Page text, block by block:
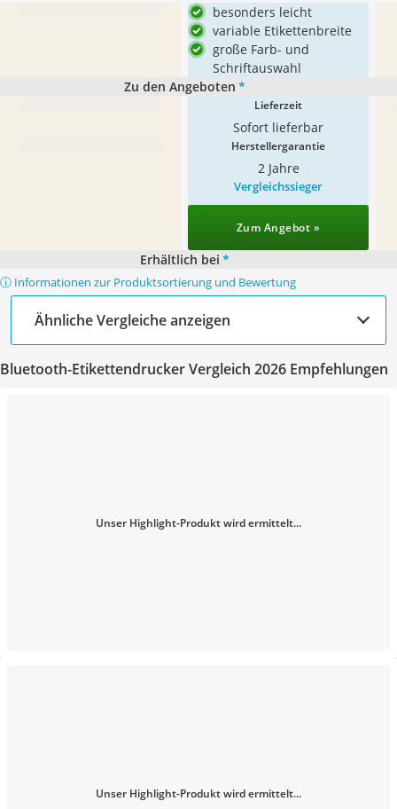
besonders leicht
variable Etikettenbreite
große Farb- und
Schriftauswahl
Zu den Angeboten *
Lieferzeit
Sofort lieferbar
Herstellergarantie
2 Jahre
Vergleichssieger
Zum Angebot »
Erhältlich bei *
ⓘ Informationen zur Produktsortierung und Bewertung
Ähnliche Vergleiche anzeigen
Bluetooth-Etikettendrucker Vergleich 2026 Empfehlungen
Unser Highlight-Produkt wird ermittelt...
Unser Highlight-Produkt wird ermittelt...